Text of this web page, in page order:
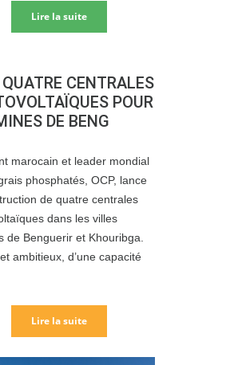
Lire la suite
CENTRALES
POUR
DE BENG
marocain et leader mondial
phosphatés, OCP, lance
de quatre centrales
dans les villes
de Benguerir et Khouribga.
ambitieux, d’une capacité
Lire la suite